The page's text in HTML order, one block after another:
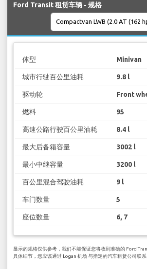
Ford Transit 租赁车辆 - 规格
体型 Minivan
城市行驶百公里油耗 9.8 l
驱动轮 Front
燃料 95
高速公路行驶百公里油耗 8.4 l
最大后备箱容量 3002 l
最小中继容量 3200 l
百公里混合驾驶油耗 9 l
车门数量 5
座位数量 6, 7
显示的规格仅供参考，我们不能保证您将收到准确的 Ford
具体细节，您应该通过 Logan 机场 与指定的汽车租赁公司联系